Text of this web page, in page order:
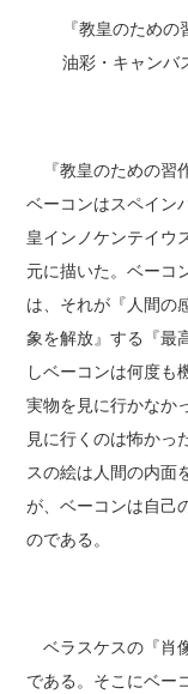
『教皇のため
油彩・キャン
『教皇のための習
ベーコンはスペイン
皇インノケンテイウ
元に描いた。ベーコ
は、それが『人間の
象を解放』する『最
しベーコンは何度も
実物を見に行かなか
見に行くのは怖かっ
スの絵は人間の内面
が、ベーコンは自己
のである。
ベラスケスの『肖
である。そこにベー